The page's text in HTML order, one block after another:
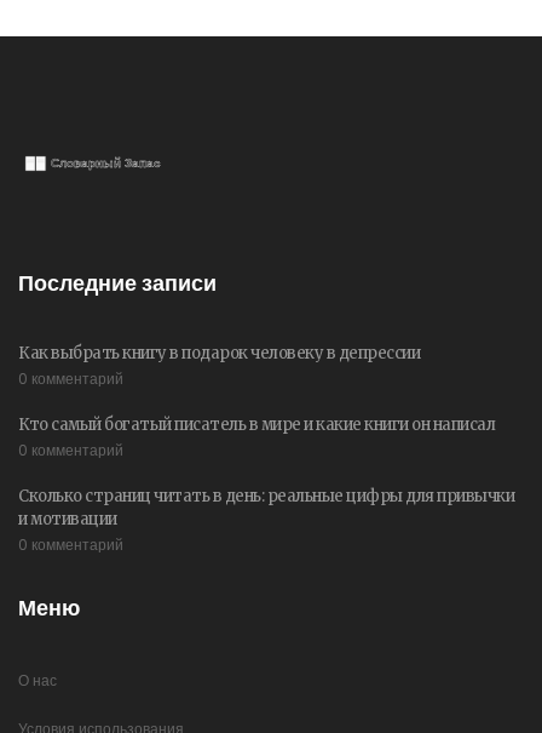
Последние записи
Как выбрать книгу в подарок человеку в депрессии
0 комментарий
Кто самый богатый писатель в мире и какие книги он написал
0 комментарий
Сколько страниц читать в день: реальные цифры для привычки
и мотивации
0 комментарий
Меню
О нас